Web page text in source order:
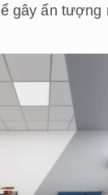
gây ấn tượng